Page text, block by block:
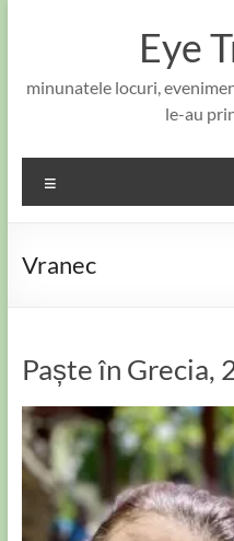
Eye
minunatele locuri,
le-au
Vranec
Paște în Grecia,